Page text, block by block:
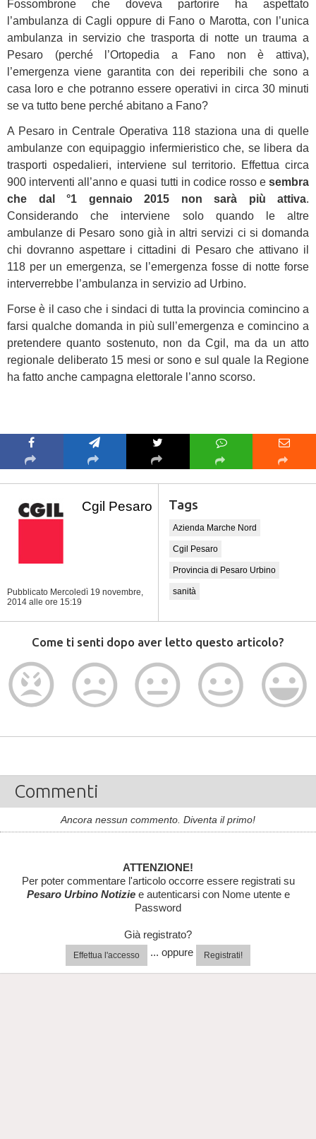
Fossombrone che doveva partorire ha aspettato
l’ambulanza di Cagli oppure di Fano o Marotta, con l’unica
ambulanza in servizio che trasporta di notte un trauma a
Pesaro (perché l’Ortopedia a Fano non è attiva),
l’emergenza viene garantita con dei reperibili che sono a
casa loro e che potranno essere operativi in circa 30 minuti
se va tutto bene perché abitano a Fano?
A Pesaro in Centrale Operativa 118 staziona una di quelle
ambulanze con equipaggio infermieristico che, se libera da
trasporti ospedalieri, interviene sul territorio. Effettua circa
900 interventi all’anno e quasi tutti in codice rosso e sembra
che dal °1 gennaio 2015 non sarà più attiva.
Considerando che interviene solo quando le altre
ambulanze di Pesaro sono già in altri servizi ci si domanda
chi dovranno aspettare i cittadini di Pesaro che attivano il
118 per un emergenza, se l’emergenza fosse di notte forse
interverrebbe l’ambulanza in servizio ad Urbino.
Forse è il caso che i sindaci di tutta la provincia comincino a
farsi qualche domanda in più sull’emergenza e comincino a
pretendere quanto sostenuto, non da Cgil, ma da un atto
regionale deliberato 15 mesi or sono e sul quale la Regione
ha fatto anche campagna elettorale l’anno scorso.
Cgil Pesaro
Pubblicato Mercoledì 19 novembre,
2014 alle ore 15:19
Tags
Azienda Marche Nord
Cgil Pesaro
Provincia di Pesaro Urbino
sanità
Come ti senti dopo aver letto questo articolo?
Commenti
Ancora nessun commento. Diventa il primo!
ATTENZIONE!
Per poter commentare l'articolo occorre essere registrati su
Pesaro Urbino Notiziee autenticarsi con Nome utente e
Password
Già registrato?
Effettua l'accesso ... oppure Registrati!